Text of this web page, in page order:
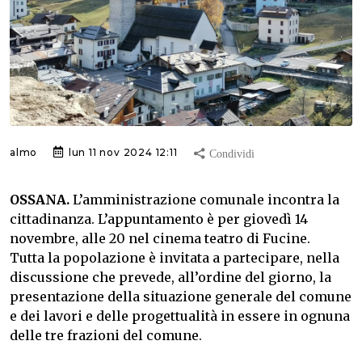
almo lun 11 nov 2024 12:11
OSSANA. L’amministrazione comunale incontra la
cittadinanza. L’appuntamento è per giovedì 14
novembre, alle 20 nel cinema teatro di Fucine.
Tutta la popolazione è invitata a partecipare, nella
discussione che prevede, all’ordine del giorno, la
presentazione della situazione generale del comune
e dei lavori e delle progettualità in essere in ognuna
delle tre frazioni del comune.